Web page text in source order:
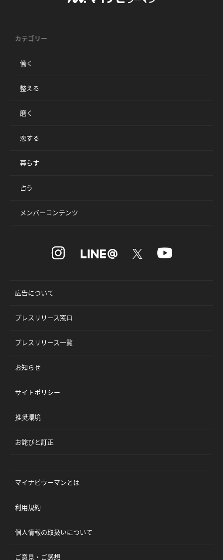
カテゴリー
働く
整える
磨く
恋する
暮らす
占う
メンバーコンテンツ
広告について
プレスリリース窓口
プレスリリース一覧
お知らせ
サイトポリシー
推奨環境
お詫びと訂正
マイナビウーマンとは
利用規約
個人情報の取扱いについて
ご意見・ご感想